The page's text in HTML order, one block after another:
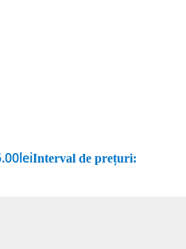
leiInterval de prețuri: